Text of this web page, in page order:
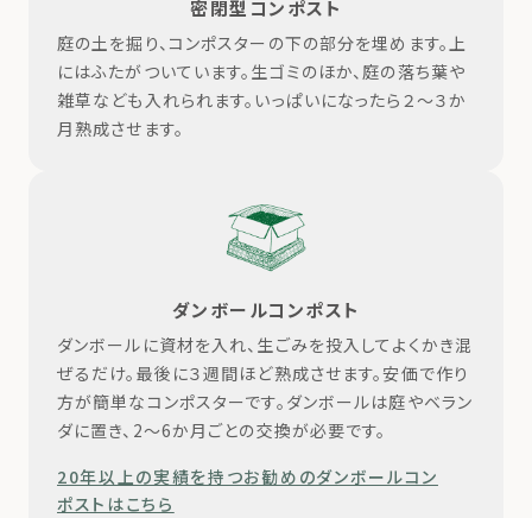
密閉型コンポスト
庭の土を掘り、コンポスターの下の部分を埋めます。上
にはふたがついています。生ゴミのほか、庭の落ち葉や
雑草なども入れられます。いっぱいになったら２～３か
月熟成させます。
ダンボールコンポスト
ダンボールに資材を入れ、生ごみを投入してよくかき混
ぜるだけ。最後に３週間ほど熟成させます。安価で作り
方が簡単なコンポスターです。ダンボールは庭やベラン
ダに置き、2～6か月ごとの交換が必要です。
20年以上の実績を持つお勧めのダンボールコン
ポストはこちら